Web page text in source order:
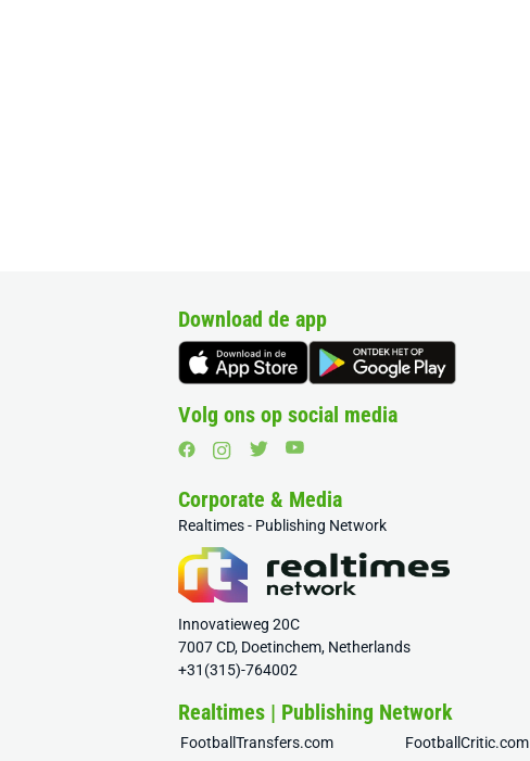
Download de app
Volg ons op social media
Corporate & Media
Realtimes - Publishing Network
Innovatieweg 20C
7007 CD, Doetinchem, Netherlands
+31(315)-764002
Realtimes | Publishing Network
FootballTransfers.com
FootballCritic.com